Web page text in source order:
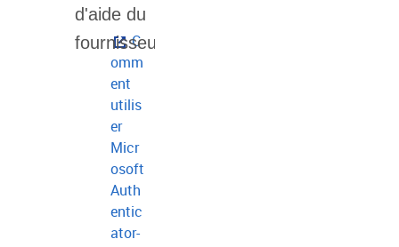
C
omm
ent
utilis
er
Micr
osoft
Auth
entic
ator-